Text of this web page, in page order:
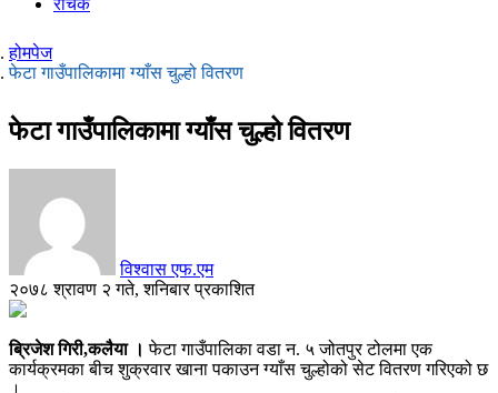
रोचक
होमपेज
फेटा गाउँपालिकामा ग्याँस चुल्हो वितरण
फेटा गाउँपालिकामा ग्याँस चुल्हो वितरण
विश्वास एफ.एम
२०७८ श्रावण २ गते, शनिबार प्रकाशित
ब्रिजेश गिरी,कलैया । फेटा गाउँपालिका वडा न. ५ जोतपुर टोलमा एक
कार्यक्रमका बीच शुक्रवार खाना पकाउन ग्याँस चुल्होको सेट वितरण गरिएको छ
।